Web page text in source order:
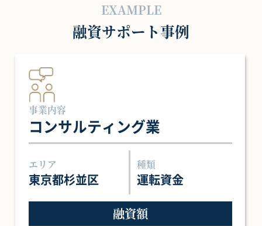
EXAMPLE
融資サポート事例
事業内容
コンサルティング業
エリア
東京都杉並区
種類
運転資金
融資額